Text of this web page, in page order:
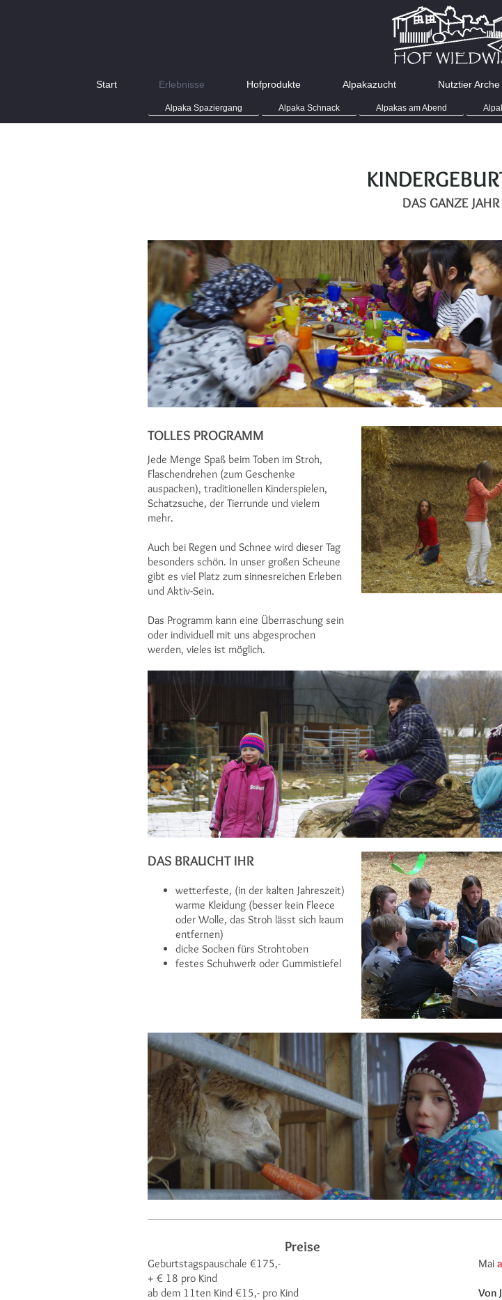
Start Erlebnisse Hofprodukte Alpakazucht Nutztier Arche
Alpaka Spaziergang Alpaka Schnack Alpakas am Abend
DAS GANZE
TOLLES PROGRAMM
Jede Menge Spaß beim Toben im Stroh,
Flaschendrehen (zum Geschenke
auspacken), traditionellen Kinderspielen,
Schatzsuche, der Tierrunde und vielem
mehr.
Auch bei Regen und Schnee wird dieser Tag
besonders schön. In unser großen Scheune
gibt es viel Platz zum sinnesreichen Erleben
und Aktiv-Sein.
Das Programm kann eine Überraschung sein
oder individuell mit uns abgesprochen
werden, vieles ist möglich.
DAS BRAUCHT IHR
wetterfeste, (in der kalten Jahreszeit)
warme Kleidung (besser kein Fleece
oder Wolle, das Stroh lässt sich kaum
entfernen)
dicke Socken fürs Strohtoben
festes Schuhwerk oder Gummistiefel
Preise
Geburtstagspauschale €175,-
+ € 18 pro Kind
ab dem 11ten Kind €15,- pro Kind
Mai
Von